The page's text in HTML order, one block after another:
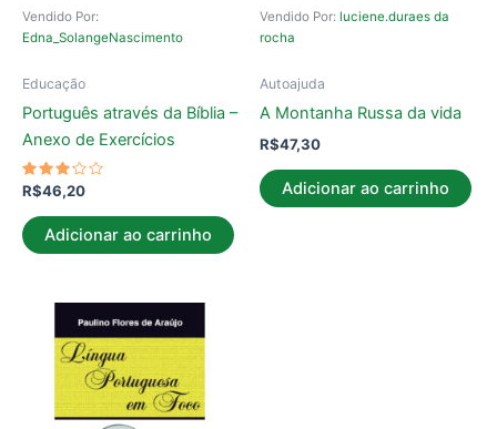
Vendido Por:
Edna_SolangeNascimento
Educação
Português através da Bíblia –
Anexo de Exercícios
Avaliação
3.00
de 5
R$46,20
Adicionar ao carrinho
Vendido Por: luciene.duraes da
rocha
Autoajuda
A Montanha Russa da vida
R$47,30
Adicionar ao carrinho